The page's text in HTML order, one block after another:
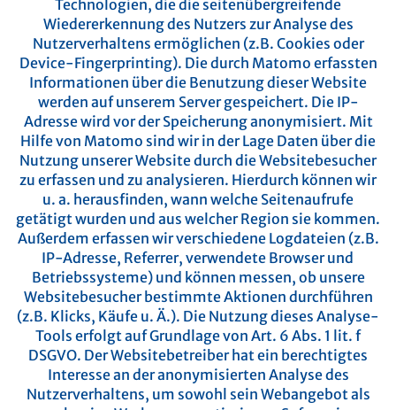
Technologien, die die seitenübergreifende
Wiedererkennung des Nutzers zur Analyse des
Nutzerverhaltens ermöglichen (z.B. Cookies oder
Device-Fingerprinting). Die durch Matomo erfassten
Informationen über die Benutzung dieser Website
werden auf unserem Server gespeichert. Die IP-
Adresse wird vor der Speicherung anonymisiert. Mit
Hilfe von Matomo sind wir in der Lage Daten über die
Nutzung unserer Website durch die Websitebesucher
zu erfassen und zu analysieren. Hierdurch können wir
u. a. herausfinden, wann welche Seitenaufrufe
getätigt wurden und aus welcher Region sie kommen.
Außerdem erfassen wir verschiedene Logdateien (z.B.
IP-Adresse, Referrer, verwendete Browser und
Betriebssysteme) und können messen, ob unsere
Websitebesucher bestimmte Aktionen durchführen
(z.B. Klicks, Käufe u. Ä.). Die Nutzung dieses Analyse-
Tools erfolgt auf Grundlage von Art. 6 Abs. 1 lit. f
DSGVO. Der Websitebetreiber hat ein berechtigtes
Interesse an der anonymisierten Analyse des
Nutzerverhaltens, um sowohl sein Webangebot als